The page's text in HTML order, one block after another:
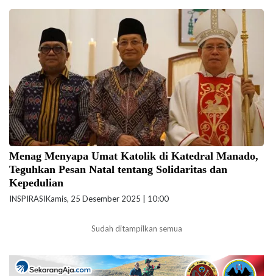
Menag Nasaruddin Umar menghadiri Perayaan Natal di Gereja Katedral
Hati Tersuci Maria, Manado, Rabu (24/12/2025). (Foto: kemenag.go.id)
Menag Menyapa Umat Katolik di Katedral Manado,
Teguhkan Pesan Natal tentang Solidaritas dan
Kepedulian
INSPIRASIKamis, 25 Desember 2025 | 10:00
Sudah ditampilkan semua